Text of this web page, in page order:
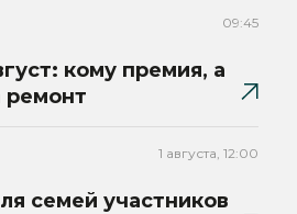
09:45
кому премия, а
ремонт
1 августа, 12:00
семей участников